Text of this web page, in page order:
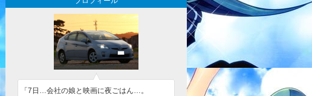
「7日…会社の娘と映画に夜ごはん…。